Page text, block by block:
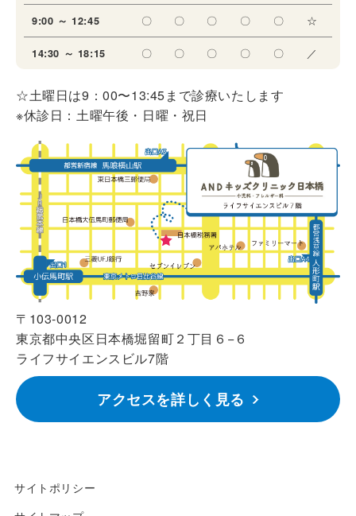
9:00 ～ 12:45 〇 〇 〇 〇 〇 ☆
14:30 ～ 18:15 〇 〇 〇 〇 〇 ／
☆土曜日は9：00〜13:45まで診療いたします
※休診日：土曜午後・日曜・祝日
〒103-0012
東京都中央区日本橋堀留町２丁目６−６
ライフサイエンスビル7階
アクセスを詳しく見る
サイトポリシー